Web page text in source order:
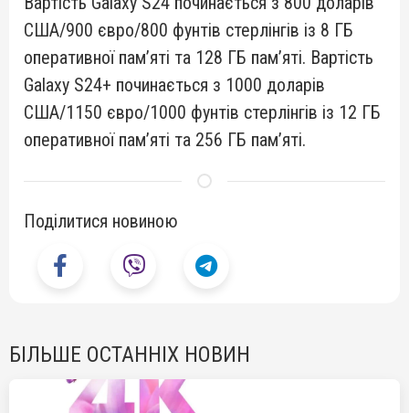
США/900 євро/800 фунтів стерлінгів із 8 ГБ
оперативної пам’яті та 128 ГБ пам’яті. Вартість
Galaxy S24+ починається з 1000 доларів
США/1150 євро/1000 фунтів стерлінгів із 12 ГБ
оперативної пам’яті та 256 ГБ пам’яті.
Поділитися новиною
БІЛЬШЕ ОСТАННІХ НОВИН